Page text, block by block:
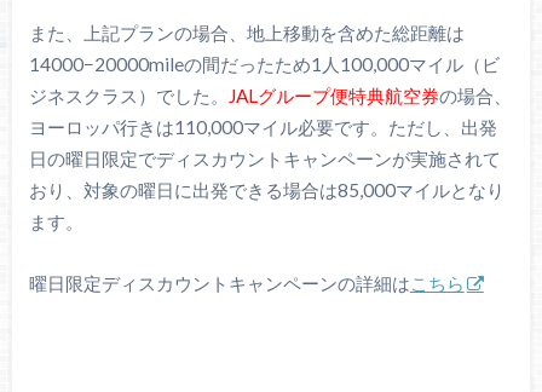
また、上記プランの場合、地上移動を含めた総距離は
14000−20000mileの間だったため1人100,000マイル（ビ
ジネスクラス）でした。 JALグループ便特典航空券の場合、
ヨーロッパ行きは110,000マイル必要です。ただし、出発
日の曜日限定でディスカウントキャンペーンが実施されて
おり、対象の曜日に出発できる場合は85,000マイルとなり
ます。
曜日限定ディスカウントキャンペーンの詳細は こちら